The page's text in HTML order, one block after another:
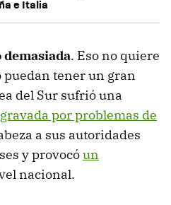
e Italia
. Eso no quiere
puedan tener un gran
del Sur sufrió una
por problemas de
a sus autoridades
y provocóun
nacional.